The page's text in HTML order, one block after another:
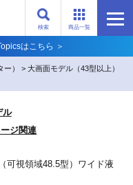
検索 商品一覧
はこちら ＞
） >大画面モデル（43型以上）
ル
ジ関連
可視領域48.5型）ワイド液